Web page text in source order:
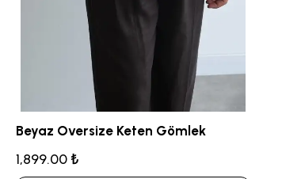
Beyaz Oversize Keten Gömlek
1,899.00 ₺